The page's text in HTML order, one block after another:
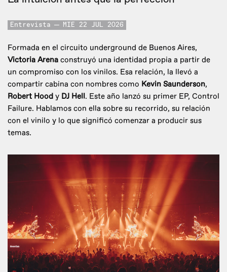
Entrevista MIE 22 JUL 2026
Formada en el circuito underground de Buenos Aires,
Victoria Arena construyó una identidad propia a partir de
un compromiso con los vinilos. Esa relación, la llevó a
compartir cabina con nombres como Kevin Saunderson,
Robert Hood y DJ Hell. Este año lanzó su primer EP, Control
Failure. Hablamos con ella sobre su recorrido, su relación
con el vinilo y lo que significó comenzar a producir sus
temas.